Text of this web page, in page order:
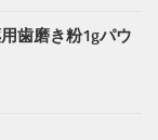
歯磨き粉1gパウ